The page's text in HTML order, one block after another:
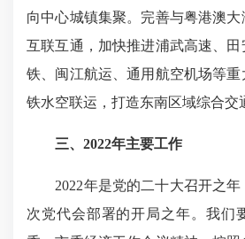
向中心城镇集聚。完善与粤港澳
互联互通，加快推进浦武高速、
铁、闽江航运、通用航空机场等
铁水空联运，打造东南区域综合交
三、2022年主要工作
2022年是党的二十大召开之年
次党代会部署的开局之年。我们